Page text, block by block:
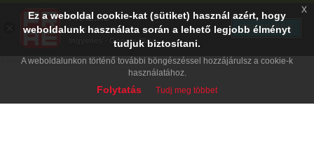
Ez a weboldal cookie-kat (sütiket) használ azért, hogy
weboldalunk használata során a lehető legjobb élményt
tudjuk biztosítani.
A weboldalunkon történő további böngészéssel hozzájárulsz a cookie-k
használatához.
Folytatás Tudj meg többet
x
PRAE.HU
Digital Evolution
Ingyenes - Google Play
TELEPÍTÉS